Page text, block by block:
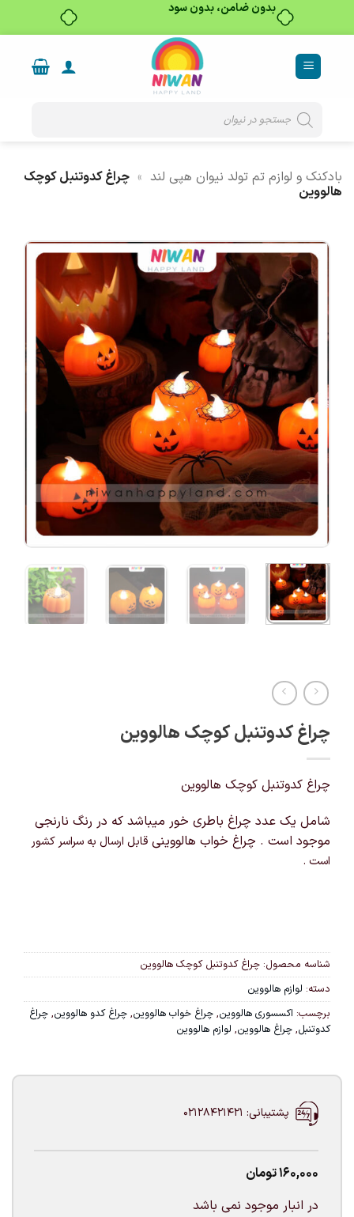
بدون ضامن، بدون سود
content
search
بادکنک و لوازم تم تولد نیوان هپی لند » چراغ کدوتنبل کوچک
هالووین
چراغ کدوتنبل کوچک هالووین
چراغ کدوتنبل کوچک هالووین
شامل یک عدد چراغ باطری خور میباشد که در رنگ نارنجی
موجود است . چراغ خواب هالووینی قابل ارسال به سراسر کشور
است .
شناسه محصول: چراغ کدوتنبل کوچک هالووین
دسته: لوازم هالووین
برچسب: اکسسوری هالووین, چراغ خواب هالووین, چراغ کدو هالووین, چراغ
کدوتنبل, چراغ هالووین, لوازم هالووین
پشتیبانی: 02128421421
160,000تومان
در انبار موجود نمی باشد